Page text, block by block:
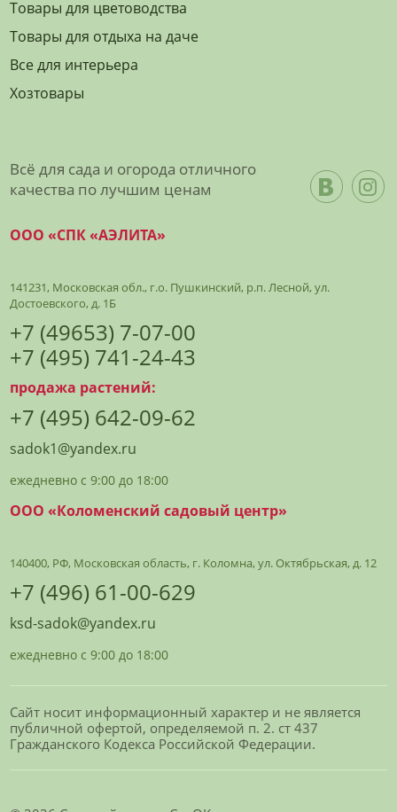
Товары для цветоводства
Товары для отдыха на даче
Все для интерьера
Хозтовары
Всё для сада и огорода отличного
качества по лучшим ценам
ООО «СПК «АЭЛИТА»
141231, Московская обл., г.о. Пушкинский, р.п. Лесной, ул.
Достоевского, д. 1Б
+7 (49653) 7-07-00
+7 (495) 741-24-43
продажа растений:
+7 (495) 642-09-62
sadok1@yandex.ru
ежедневно с 9:00 до 18:00
ООО «Коломенский садовый центр»
140400, РФ, Московская область, г. Коломна, ул. Октябрьская, д. 12
+7 (496) 61-00-629
ksd-sadok@yandex.ru
ежедневно с 9:00 до 18:00
Сайт носит информационный характер и не является
публичной офертой, определяемой п. 2. ст 437
Гражданского Кодекса Российской Федерации.